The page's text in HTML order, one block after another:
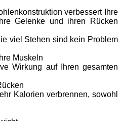
verbessert Ihre
Gelenke und ihren Rücken
viel Stehen sind kein Problem
Muskeln
Wirkung auf Ihren gesamten
Kalorien verbrennen, sowohl